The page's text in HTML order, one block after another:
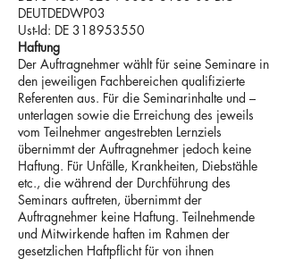
DEUTDEDWP03
Ust-Id: DE 318953550
Haftung
Der Auftragnehmer wählt für seine Seminare in
den jeweiligen Fachbereichen qualifizierte
Referenten aus. Für die Seminarinhalte und –
unterlagen sowie die Erreichung des jeweils
vom Teilnehmer angestrebten Lernziels
übernimmt der Auftragnehmer jedoch keine
Haftung. Für Unfälle, Krankheiten, Diebstähle
etc., die während der Durchführung des
Seminars auftreten, übernimmt der
Auftragnehmer keine Haftung. Teilnehmende
und Mitwirkende haften im Rahmen der
gesetzlichen Haftpflicht für von ihnen